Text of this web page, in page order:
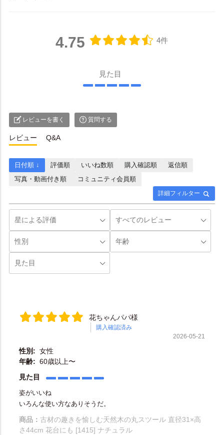
4.75 4件
見た目
レビューを書く 質問する
レビュー Q&A
詳細フィルター
日付順 ↓ 評価順 いいね数順 購入確認順
返信順
写真・動画付き順
コミュニティ会員順
花ちゃんパパ様
購入確認済み
2026-05-21
性別: 女性
年齢: 60歳以上〜
見た目
姿がいいね
いろんな使い方なありそうだ。
商品： 古材の趣きを愉しむ天然木の丸スツール 直径31×高
さ44cm 花台にも [1415] ナチュラル